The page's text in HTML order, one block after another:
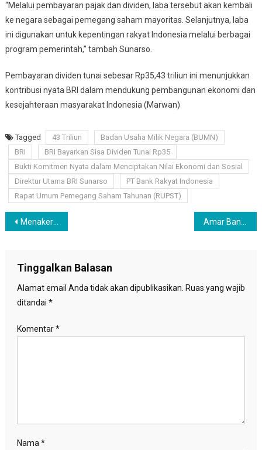
“Melalui pembayaran pajak dan dividen, laba tersebut akan kembali
ke negara sebagai pemegang saham mayoritas. Selanjutnya, laba
ini digunakan untuk kepentingan rakyat Indonesia melalui berbagai
program pemerintah,” tambah Sunarso.
Pembayaran dividen tunai sebesar Rp35,43 triliun ini menunjukkan
kontribusi nyata BRI dalam mendukung pembangunan ekonomi dan
kesejahteraan masyarakat Indonesia (Marwan)
Tagged 43 Triliun
Badan Usaha Milik Negara (BUMN)
BRI
BRI Bayarkan Sisa Dividen Tunai Rp35
Bukti Komitmen Nyata dalam Menciptakan Nilai Ekonomi dan Sosial
Direktur Utama BRI Sunarso
PT Bank Rakyat Indonesia
Rapat Umum Pemegang Saham Tahunan (RUPST)
Navigasi
Menaker Terbitkan Edaran THR Keagamaan 2024, Ida Fauziyah : Harus Dibayar Penuh, Tak Boleh Dicicil
Tinggalkan Balasan
Alamat email Anda tidak akan dipublikasikan. Ruas yang wajib
ditandai *
Komentar*
Nama *